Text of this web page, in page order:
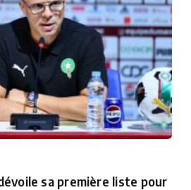
sa première liste pour